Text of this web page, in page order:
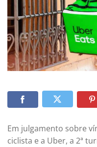
Em julgamento sobre
ciclista e a Uber, a 2ª